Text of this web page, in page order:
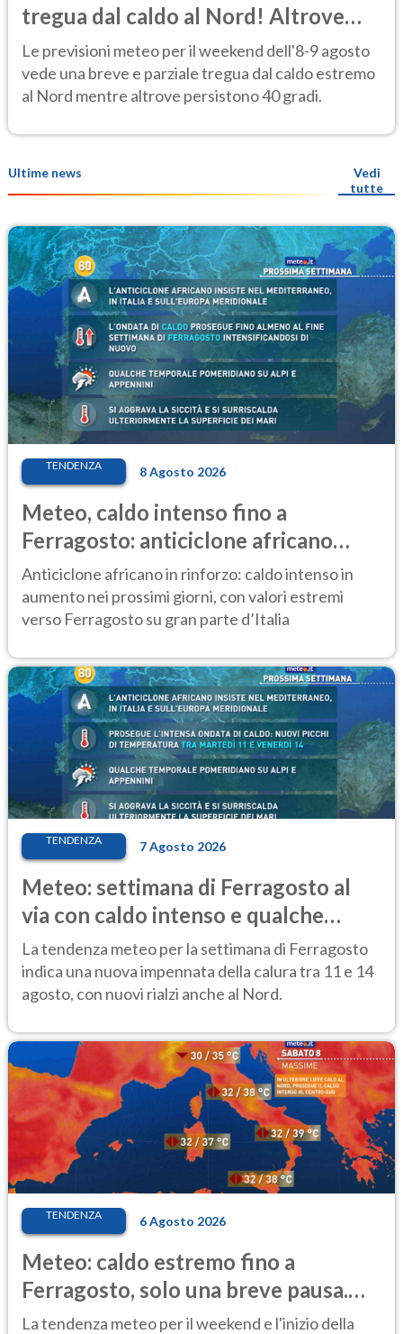
tregua dal caldo al Nord! Altrove
calura e afa
Le previsioni meteo per il weekend dell'8-9 agosto
vede una breve e parziale tregua dal caldo estremo
al Nord mentre altrove persistono 40 gradi.
Ultime news
Vedi
tutte
TENDENZA 8 Agosto 2026
Meteo, caldo intenso fino a
Ferragosto: anticiclone africano
ancora protagonista
Anticiclone africano in rinforzo: caldo intenso in
aumento nei prossimi giorni, con valori estremi
verso Ferragosto su gran parte d’Italia
TENDENZA 7 Agosto 2026
Meteo: settimana di Ferragosto al
via con caldo intenso e qualche
temporale
La tendenza meteo per la settimana di Ferragosto
indica una nuova impennata della calura tra 11 e 14
agosto, con nuovi rialzi anche al Nord.
TENDENZA 6 Agosto 2026
Meteo: caldo estremo fino a
Ferragosto, solo una breve pausa.
Ecco dove
La tendenza meteo per il weekend e l'inizio della